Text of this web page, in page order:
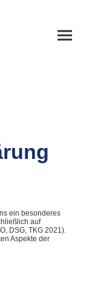
ein besonderes
auf
DSG, TKG 2021).
Aspekte der